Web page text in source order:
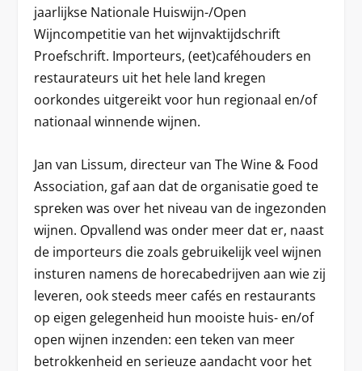
jaarlijkse Nationale Huiswijn-/Open
Wijncompetitie van het wijnvaktijdschrift
Proefschrift. Importeurs, (eet)caféhouders en
restaurateurs uit het hele land kregen
oorkondes uitgereikt voor hun regionaal en/of
nationaal winnende wijnen.
Jan van Lissum, directeur van The Wine & Food
Association, gaf aan dat de organisatie goed te
spreken was over het niveau van de ingezonden
wijnen. Opvallend was onder meer dat er, naast
de importeurs die zoals gebruikelijk veel wijnen
insturen namens de horecabedrijven aan wie zij
leveren, ook steeds meer cafés en restaurants
op eigen gelegenheid hun mooiste huis- en/of
open wijnen inzenden: een teken van meer
betrokkenheid en serieuze aandacht voor het